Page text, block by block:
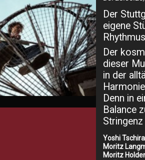
Der
eigene
Der
dieser
in der
Denn in
Balance
Yoshi
Moritz
Moritz